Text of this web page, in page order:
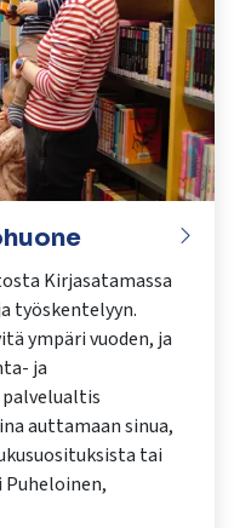
Kirjasatamassa
työskentelyyn.
ympäri vuoden, ja
ja
auttamaan sinua,
tai
Puheloinen,